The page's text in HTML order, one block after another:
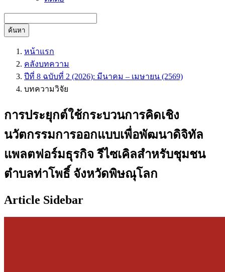
ค้นหา
หน้าแรก
คลังบทความ
ปีที่ 8 ฉบับที่ 2 (2026): มีนาคม – เมษายน (2569)
บทความวิจัย
การประยุกต์ใช้กระบวนการคิดเชิง
นวัตกรรมการออกแบบเพื่อพัฒนาดิจิทัล
แพลตฟอร์มธุรกิจ รีไซเคิลสำหรับชุมชน
ตำบลท่าโพธิ์ จังหวัดพิษณุโลก
Article Sidebar